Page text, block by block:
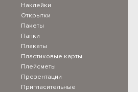
Наклейки
Открытки
Пакеты
Папки
Плакаты
Пластиковые карты
Плейсметы
Презентации
Пригласительные